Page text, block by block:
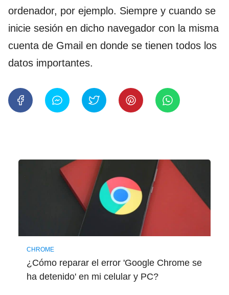
ordenador, por ejemplo. Siempre y cuando se
inicie sesión en dicho navegador con la misma
cuenta de Gmail en donde se tienen todos los
datos importantes.
CHROME
¿Cómo reparar el error 'Google Chrome se
ha detenido' en mi celular y PC?